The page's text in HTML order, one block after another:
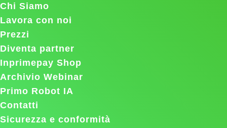
Chi Siamo
Lavora con noi
Prezzi
Diventa partner
Inprimepay Shop
Archivio Webinar
Primo Robot IA
Contatti
Sicurezza e conformità